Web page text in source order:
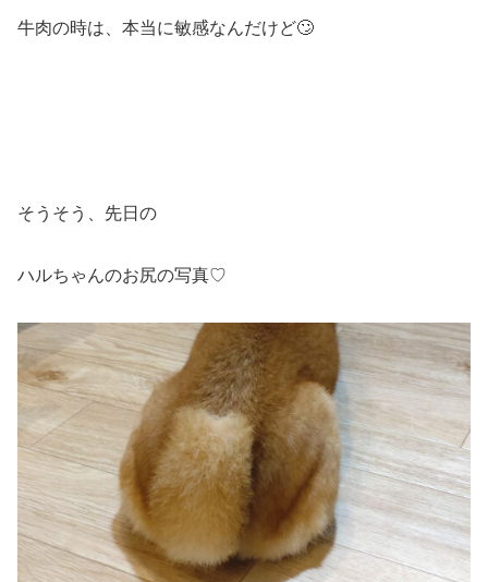
牛肉の時は、本当に敏感なんだけど🙄
そうそう、先日の
ハルちゃんのお尻の写真♡